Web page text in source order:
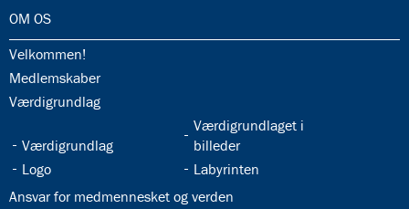
32.0:
OM OS
32.1:
Velkommen!
32.2:
Medlemskaber
32.3:
Værdigrundlag
32.4:
Værdigrundlag
32.5:
Værdigrundlaget i
billeder
32.6:
Logo 32.7:
Labyrinten
32.8:
Ansvar for medmennesket og verden